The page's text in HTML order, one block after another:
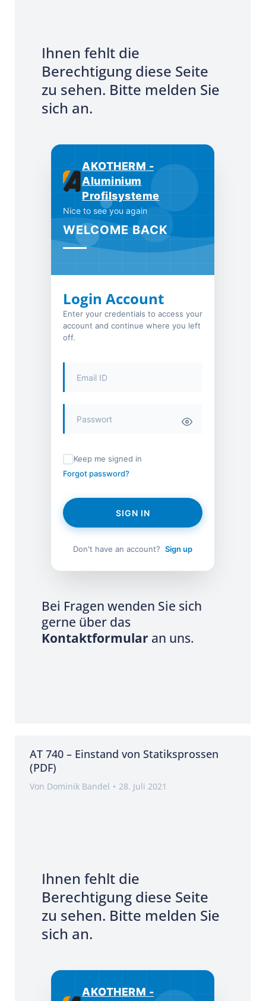
Ihnen fehlt die
Berechtigung diese Seite
zu sehen. Bitte melden Sie
sich an.
AKOTHERM -
Aluminium
Profilsysteme
Nice to see you again
WELCOME BACK
Login Account
Enter your credentials to access your
account and continue where you left
off.
Keep me signed in
Forgot password?
SIGN IN
Don't have an account? Sign up
Bei Fragen wenden Sie sich
gerne über das
Kontaktformular an uns.
AT 740 – Einstand von Statiksprossen
(PDF)
Von Dominik Bandel 28. Juli 2021
Ihnen fehlt die
Berechtigung diese Seite
zu sehen. Bitte melden Sie
sich an.
AKOTHERM -